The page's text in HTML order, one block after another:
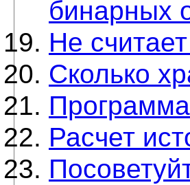
бинарных
Не
Сколько
Расчет